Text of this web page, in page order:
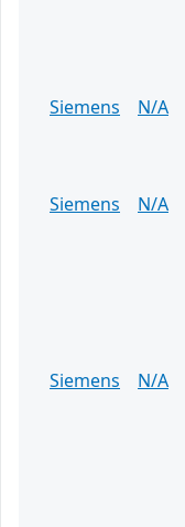
Siemens
N/A
Siemens
N/A
Siemens
N/A